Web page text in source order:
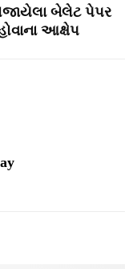
બેલેટ પેપર
આક્ષેપ